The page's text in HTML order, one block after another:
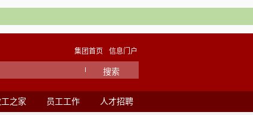
集团首页 信息门户
之家 员工工作 人才招聘